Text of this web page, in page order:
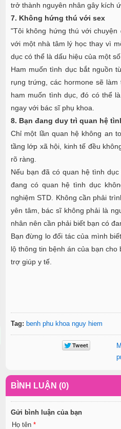
trở thành nguyên nhân gây kích
7. Không hứng thú với sex
"Tôi không hứng thú với
với một nhà tâm lý học thay vì
dục có thể là dấu hiệu của một
Ham muốn tình dục bắt nguồn
rụng trứng, các hormone sẽ
ham muốn tình dục, đó có thể
ngay với bác sĩ phụ khoa.
8. Bạn đang duy trì quan hệ
Chỉ một lần quan hệ không an
tầng lớp xã hội, kinh tế đều
rõ ràng.
Nếu bạn đã có quan hệ tình
đang có quan hệ tình dục
nghiệm STD. Không cần phải
yên tâm, bác sĩ không phải là
nhân nên cần phải biết bạn có
Bạn đừng lo đối tác của mình
lộ thông tin bệnh án của bạn
trợ giúp y tế.
Tag: benh phu khoa nguy hiem
BÌNH LUẬN (0)
Gửi bình luận của bạn
Họ tên *